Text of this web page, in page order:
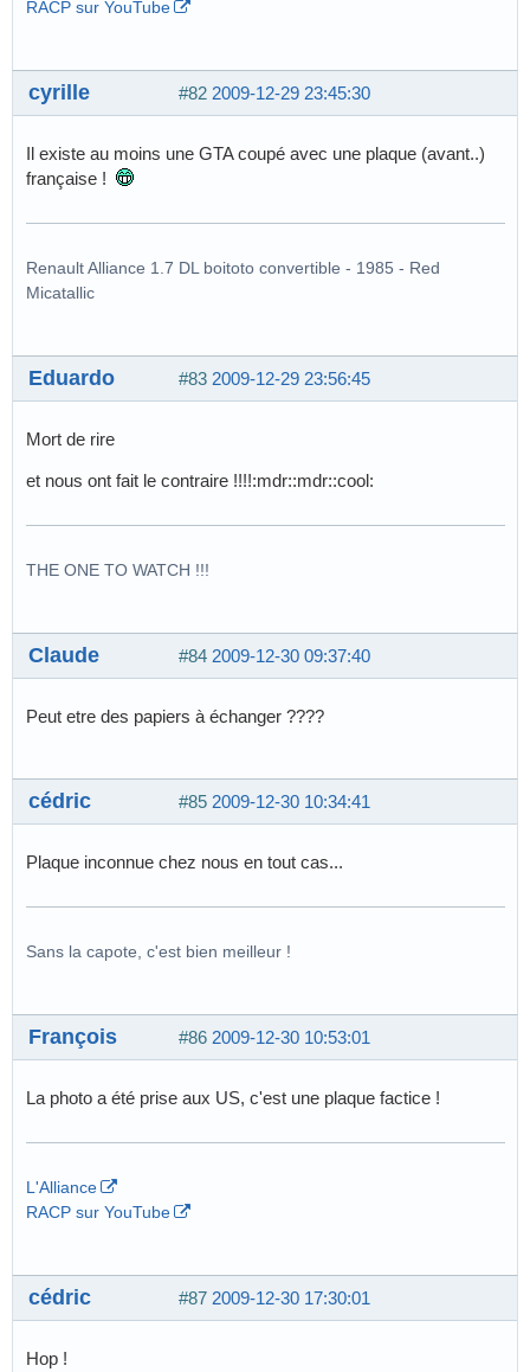
RACP sur YouTube
#82 2009-12-29 23:45:30
cyrille
Il existe au moins une GTA coupé avec une plaque (avant..)
française !
Renault Alliance 1.7 DL boitoto convertible - 1985 - Red
Micatallic
#83 2009-12-29 23:56:45
Eduardo
Mort de rire
et nous ont fait le contraire !!!!:mdr::mdr::cool:
THE ONE TO WATCH !!!
#84 2009-12-30 09:37:40
Claude
Peut etre des papiers à échanger ????
#85 2009-12-30 10:34:41
cédric
Plaque inconnue chez nous en tout cas...
Sans la capote, c'est bien meilleur !
#86 2009-12-30 10:53:01
François
La photo a été prise aux US, c'est une plaque factice !
L'Alliance
RACP sur YouTube
#87 2009-12-30 17:30:01
cédric
Hop !